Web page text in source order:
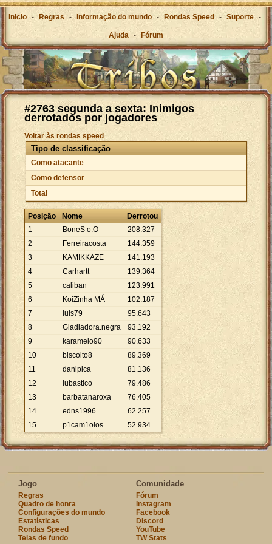
Inicio - Regras - Informação do mundo - Rondas Speed - Suporte -
Ajuda - Fórum
#2763 segunda a sexta: Inimigos
derrotados por jogadores
Voltar às rondas speed
Tipo de classificação
Como atacante
Como defensor
Total
Posição Nome
Derrotou
1
BoneS o.O 208.327
2
Ferreiracosta 144.359
3
KAMIKKAZE 141.193
4
Carhartt 139.364
5
caliban 123.991
6
KoiZinha MÁ 102.187
7
luis79 95.643
8
Gladiadora.negra 93.192
9
karamelo90 90.633
10
biscoito8 89.369
11
danipica 81.136
12
lubastico 79.486
13
barbatanaroxa 76.405
14
edns1996 62.257
15
p1cam1olos 52.934
Jogo
Regras
Quadro de honra
Configurações do mundo
Estatísticas
Rondas Speed
Telas de fundo
Comunidade
Fórum
Instagram
Facebook
Discord
YouTube
TW Stats